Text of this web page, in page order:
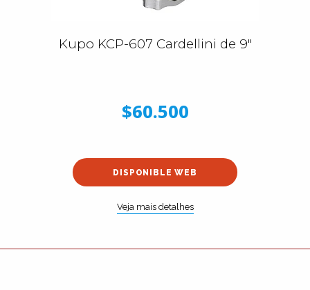
Kupo KCP-607 Cardellini de 9"
$60.500
DISPONIBLE WEB
Veja mais detalhes